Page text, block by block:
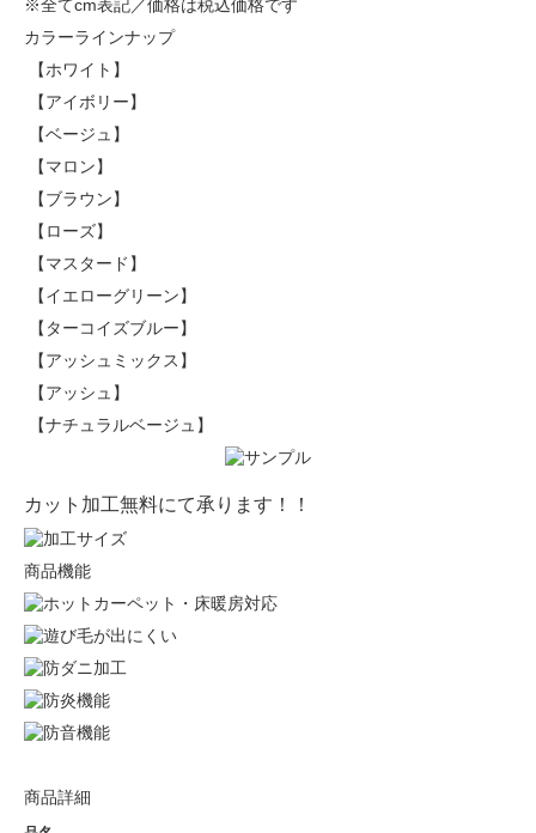
※全てcm表記／価格は税込価格です
カラーラインナップ
【ホワイト】
【アイボリー】
【ベージュ】
【マロン】
【ブラウン】
【ローズ】
【マスタード】
【イエローグリーン】
【ターコイズブルー】
【アッシュミックス】
【アッシュ】
【ナチュラルベージュ】
カット加工無料にて承ります！！
商品機能
商品詳細